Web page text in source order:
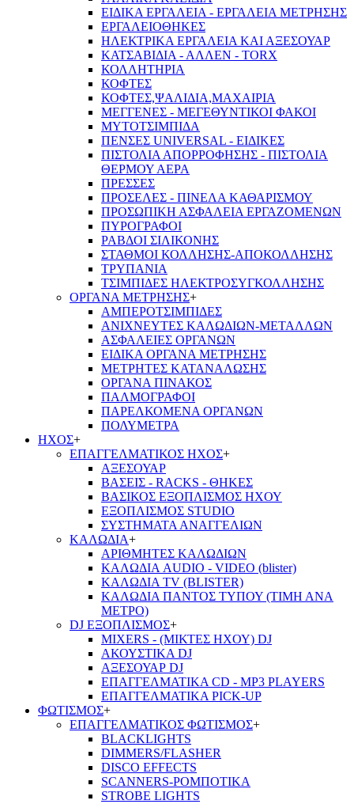
ΕΙΔΙΚΑ ΕΡΓΑΛΕΙΑ - ΕΡΓΑΛΕΙΑ ΜΕΤΡΗΣΗΣ
ΕΡΓΑΛΕΙΟΘΗΚΕΣ
ΗΛΕΚΤΡΙΚΑ ΕΡΓΑΛΕΙΑ ΚΑΙ ΑΞΕΣΟΥΑΡ
ΚΑΤΣΑΒΙΔΙΑ - ΑΛΛΕΝ - TORX
ΚΟΛΛΗΤΗΡΙΑ
ΚΟΦΤΕΣ
ΚΟΦΤΕΣ,ΨΑΛΙΔΙΑ,ΜΑΧΑΙΡΙΑ
ΜΕΓΓΕΝΕΣ - ΜΕΓΕΘΥΝΤΙΚΟΙ ΦΑΚΟΙ
ΜΥΤΟΤΣΙΜΠΙΔΑ
ΠΕΝΣΕΣ UNIVERSAL - ΕΙΔΙΚΕΣ
ΠΙΣΤΟΛΙΑ ΑΠΟΡΡΟΦΗΣΗΣ - ΠΙΣΤΟΛΙΑ
ΘΕΡΜΟΥ ΑΕΡΑ
ΠΡΕΣΣΕΣ
ΠΡΟΣΕΛΕΣ - ΠΙΝΕΛΑ ΚΑΘΑΡΙΣΜΟΥ
ΠΡΟΣΩΠΙΚΗ ΑΣΦΑΛΕΙΑ ΕΡΓΑΖΟΜΕΝΩΝ
ΠΥΡΟΓΡΑΦΟΙ
ΡΑΒΔΟΙ ΣΙΛΙΚΟΝΗΣ
ΣΤΑΘΜΟΙ ΚΟΛΛΗΣΗΣ-ΑΠΟΚΟΛΛΗΣΗΣ
ΤΡΥΠΑΝΙΑ
ΤΣΙΜΠΙΔΕΣ ΗΛΕΚΤΡΟΣΥΓΚΟΛΛΗΣΗΣ
ΟΡΓΑΝΑ ΜΕΤΡΗΣΗΣ+
ΑΜΠΕΡΟΤΣΙΜΠΙΔΕΣ
ΑΝΙΧΝΕΥΤΕΣ ΚΑΛΩΔΙΩΝ-ΜΕΤΑΛΛΩΝ
ΑΣΦΑΛΕΙΕΣ ΟΡΓΑΝΩΝ
ΕΙΔΙΚΑ ΟΡΓΑΝΑ ΜΕΤΡΗΣΗΣ
ΜΕΤΡΗΤΕΣ ΚΑΤΑΝΑΛΩΣΗΣ
ΟΡΓΑΝΑ ΠΙΝΑΚΟΣ
ΠΑΛΜΟΓΡΑΦΟΙ
ΠΑΡΕΛΚΟΜΕΝΑ ΟΡΓΑΝΩΝ
ΠΟΛΥΜΕΤΡΑ
ΗΧΟΣ+
ΕΠΑΓΓΕΛΜΑΤΙΚΟΣ ΗΧΟΣ+
ΑΞΕΣΟΥΑΡ
ΒΑΣΕΙΣ - RACKS - ΘΗΚΕΣ
ΒΑΣΙΚΟΣ ΕΞΟΠΛΙΣΜΟΣ ΗΧΟΥ
ΕΞΟΠΛΙΣΜΟΣ STUDIO
ΣΥΣΤΗΜΑΤΑ ΑΝΑΓΓΕΛΙΩΝ
ΚΑΛΩΔΙΑ+
ΑΡΙΘΜΗΤΕΣ ΚΑΛΩΔΙΩΝ
ΚΑΛΩΔΙΑ AUDIO - VIDEO (blister)
ΚΑΛΩΔΙΑ TV (BLISTER)
ΚΑΛΩΔΙΑ ΠΑΝΤΟΣ ΤΥΠΟΥ (ΤΙΜΗ ΑΝΑ
ΜΕΤΡΟ)
DJ ΕΞΟΠΛΙΣΜΟΣ+
MIXERS - (ΜΙΚΤΕΣ ΗΧΟΥ) DJ
ΑΚΟΥΣΤΙΚΑ DJ
ΑΞΕΣΟΥΑΡ DJ
ΕΠΑΓΓΕΛΜΑΤΙΚΑ CD - ΜΡ3 PLAYERS
ΕΠΑΓΓΕΛΜΑΤΙΚΑ PICK-UP
ΦΩΤΙΣΜΟΣ+
ΕΠΑΓΓΕΛΜΑΤΙΚΟΣ ΦΩΤΙΣΜΟΣ+
BLACKLIGHTS
DIMMERS/FLASHER
DISCO EFFECTS
SCANNERS-ΡΟΜΠΟΤΙΚΑ
STROBE LIGHTS